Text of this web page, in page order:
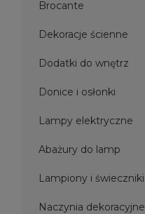
Brocante
Dekoracje ścienne
Dodatki do wnętrz
Donice i osłonki
Lampy elektryczne
Abażury do lamp
Lampiony i świeczniki
Naczynia dekoracyjne